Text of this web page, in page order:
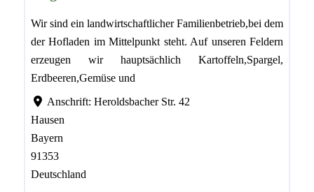
Wir sind ein landwirtschaftlicher Familienbetrieb,bei dem
der Hofladen im Mittelpunkt steht. Auf unseren Feldern
erzeugen wir hauptsächlich Kartoffeln,Spargel,
Erdbeeren,Gemüse und
Anschrift: Heroldsbacher Str. 42
Hausen
Bayern
91353
Deutschland